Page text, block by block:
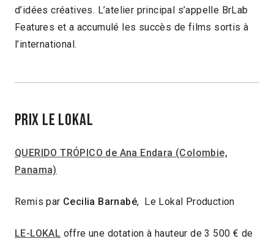
d’idées créatives. L’atelier principal s’appelle BrLab
Features et a accumulé les succès de films sortis à
l’international.
PRIX LE LOKAL
QUERIDO TRÓPICO de Ana Endara (Colombie,
Panama)
Remis par Cecilia Barnabé, Le Lokal Production
LE-LOKAL offre une dotation à hauteur de 3 500 € de